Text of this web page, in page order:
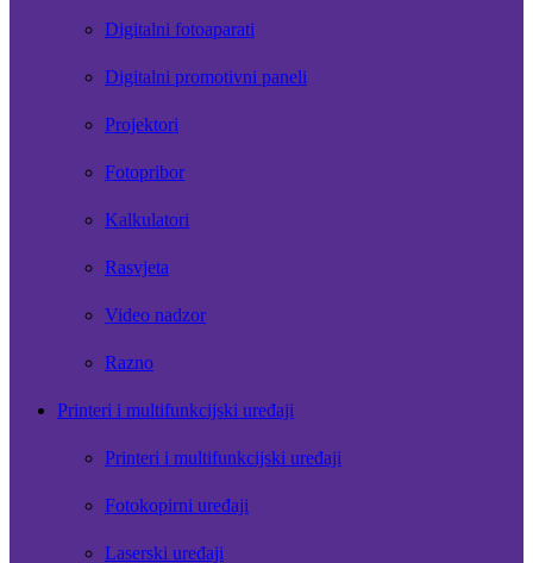
Digitalni fotoaparati
Digitalni promotivni paneli
Projektori
Fotopribor
Kalkulatori
Rasvjeta
Video nadzor
Razno
Printeri i multifunkcijski uređaji
Printeri i multifunkcijski uređaji
Fotokopirni uređaji
Laserski uređaji